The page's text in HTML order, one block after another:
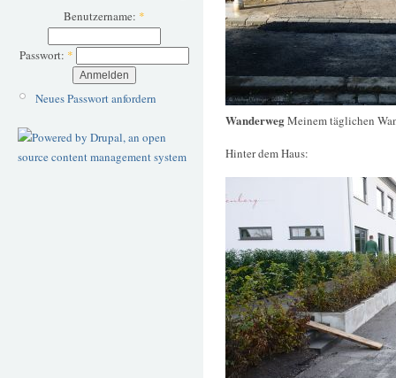
Benutzername: *
Passwort: *
Neues Passwort anfordern
WanderwegMeinem täglichen
Hinter dem Haus: